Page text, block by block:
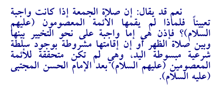
نعم قد يقال: إن صلاة الجمعة إذا كانت واجبة
تعييناً فلماذا لم يقمها الأئمة المعصومون (عليهم
السلام)؟ فإذن هي إما واجبة على نحو التخيير بينها
وبين صلاة الظهر أو إن إقامتها مشروطة بوجود سلطة
شرعية مبسوطة اليد، وهي لم تكن متحققة للأئمة
المعصومين (عليهم السلام) بعد الإمام الحسن المجتبى
(عليه السلام).